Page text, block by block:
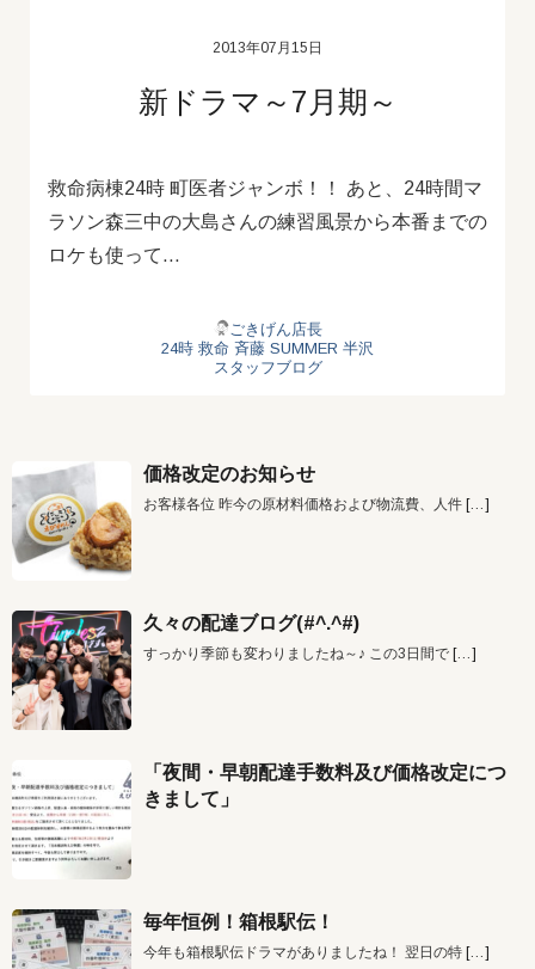
2013年07月15日
新ドラマ～7月期～
救命病棟24時 町医者ジャンボ！！ あと、24時間マ
ラソン森三中の大島さんの練習風景から本番までの
ロケも使って…
ごきげん店長
24時 救命 斉藤 SUMMER 半沢
スタッフブログ
価格改定のお知らせ
お客様各位 昨今の原材料価格および物流費、人件 […]
久々の配達ブログ(#^.^#)
すっかり季節も変わりましたね～♪ この3日間で […]
「夜間・早朝配達手数料及び価格改定につ
きまして」
毎年恒例！箱根駅伝！
今年も箱根駅伝ドラマがありましたね！ 翌日の特 […]